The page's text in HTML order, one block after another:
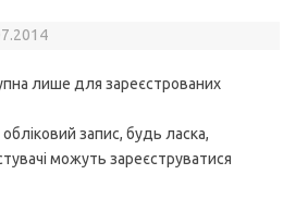
лише для зареєстрованих
запис, будь ласка,
можуть зареєструватися